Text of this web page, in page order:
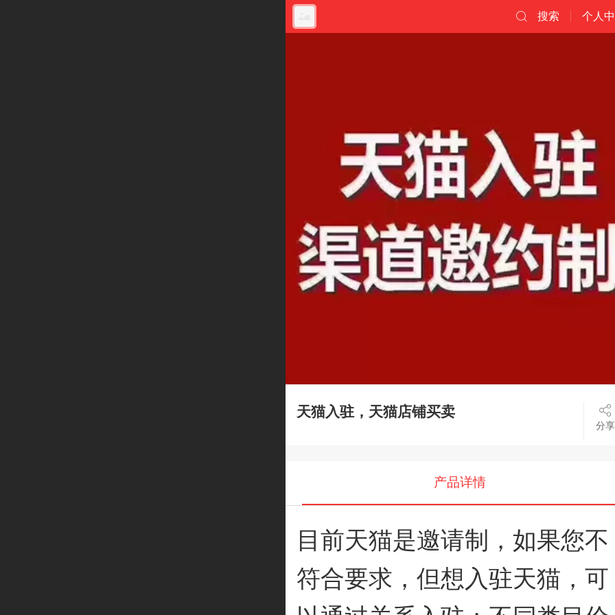
个人
搜索
天猫入驻，天猫店铺买卖
分享
产品详情
目前天猫是邀请制，如果您不
符合要求，但想入驻天猫，可